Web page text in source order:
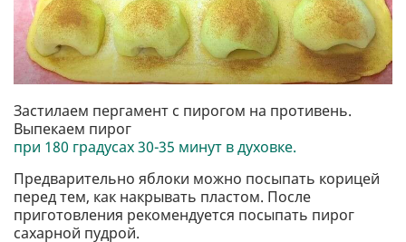
Застилаем пергамент с пирогом на противень.
Выпекаем пирог
при 180 градусах 30-35 минут в духовке.
Предварительно яблоки можно посыпать корицей
перед тем, как накрывать пластом. После
приготовления рекомендуется посыпать пирог
сахарной пудрой.